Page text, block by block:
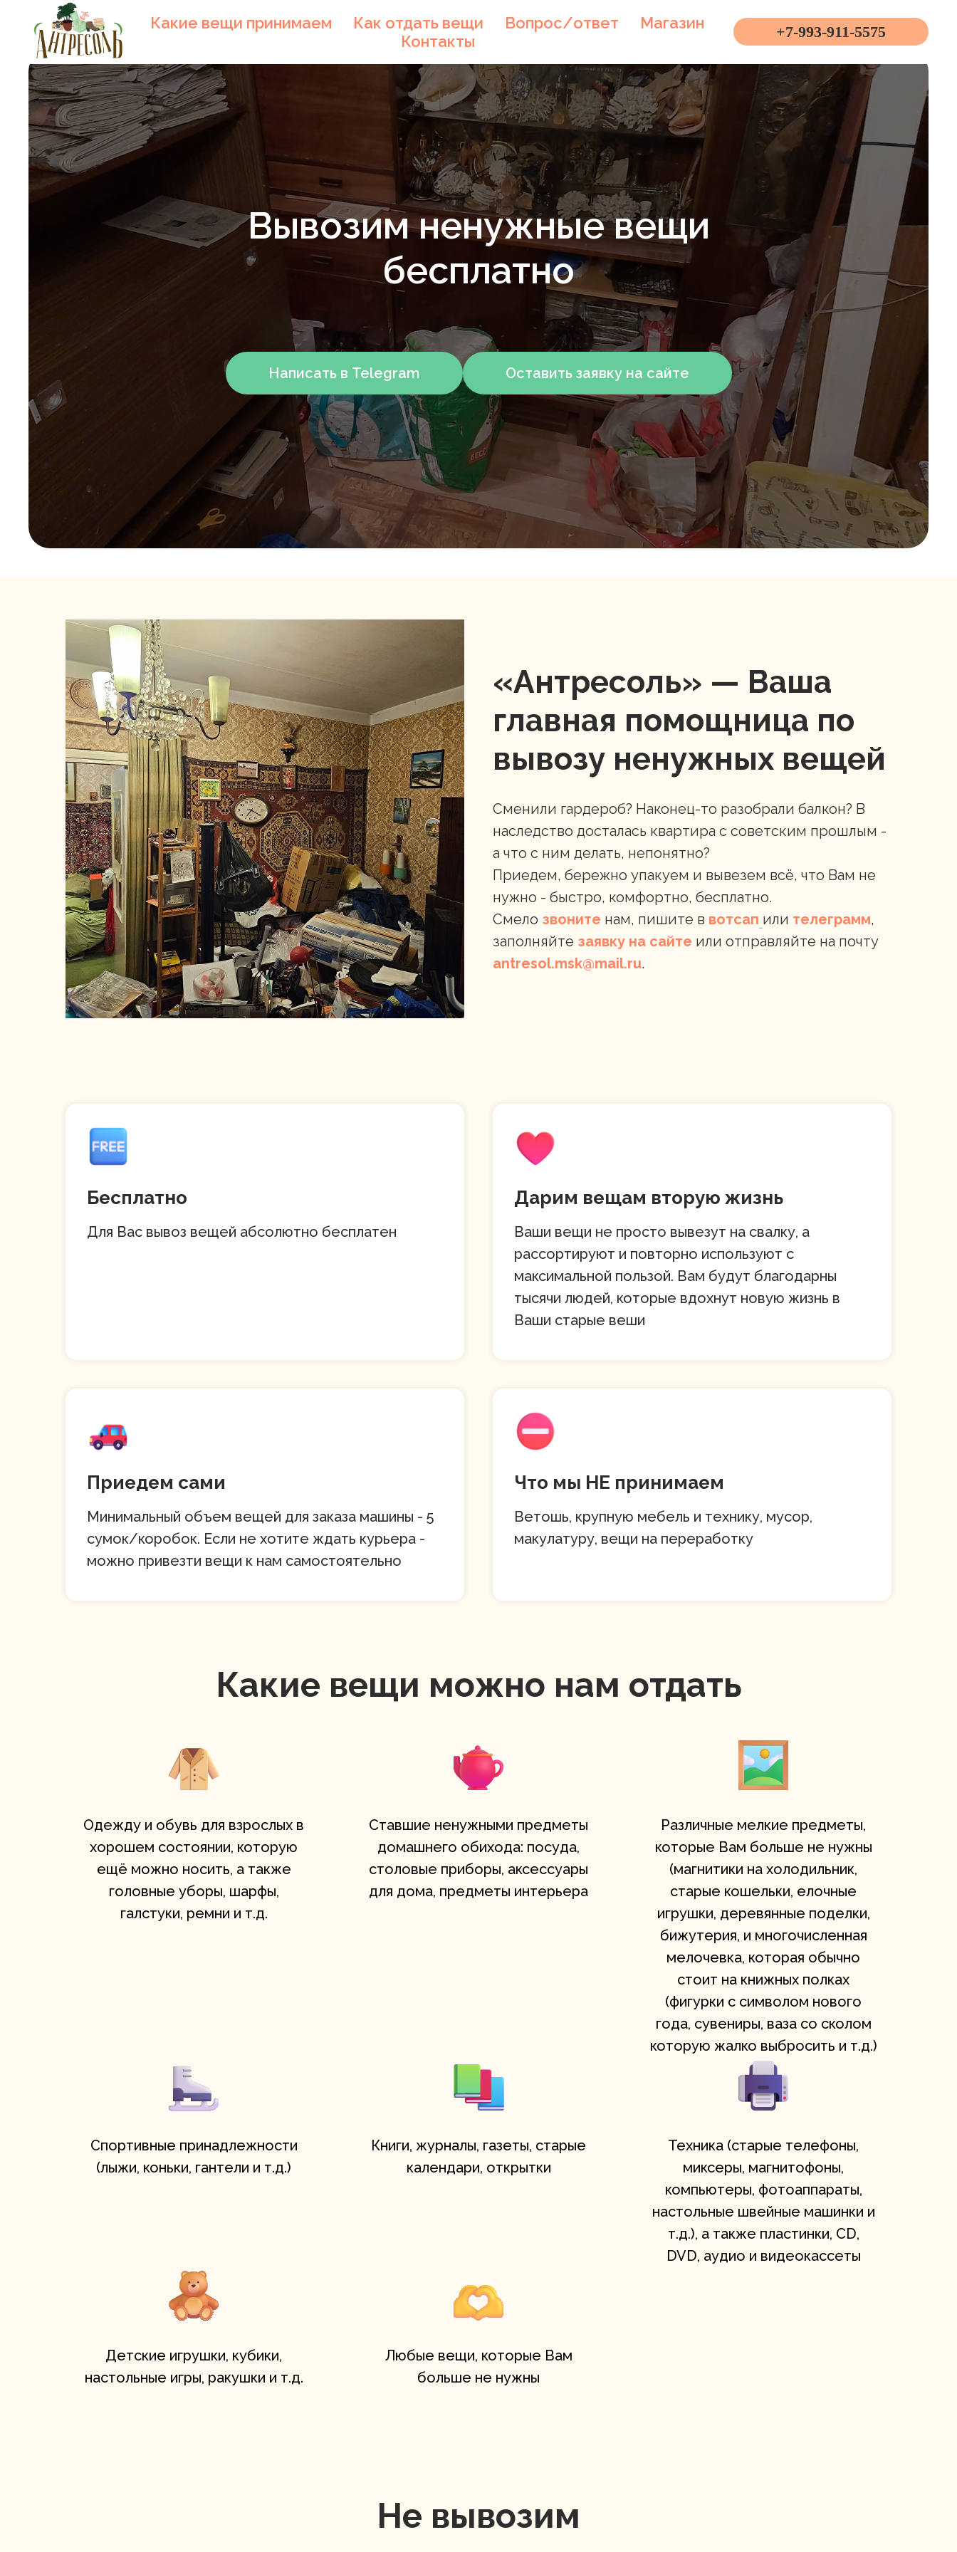
Какие вещи принимаем Как отдать вещи Вопрос/ответ
Магазин
Контакты
+7-993-911-5575
Вывозим ненужные вещи
бесплатно
Написать в Telegram Оставить заявку на сайте
«Антресоль» — Ваша
главная помощница по
вывозу ненужных вещей
Сменили гардероб? Наконец-то разобрали балкон? В
наследство досталась квартира с советским прошлым -
а что с ним делать, непонятно?
Приедем, бережно упакуем и вывезем всё, что Вам не
нужно - быстро, комфортно, бесплатно.
Смело звоните нам, пишите в вотсап или телеграмм,
заполняйте заявку на сайте или отправляйте на почту
antresol.msk@mail.ru.
Бесплатно
Для Вас вывоз вещей абсолютно бесплатен
Дарим вещам вторую жизнь
Ваши вещи не просто вывезут на свалку, а
рассортируют и повторно используют с
максимальной пользой. Вам будут благодарны
тысячи людей, которые вдохнут новую жизнь в
Ваши старые веши
Приедем сами
Минимальный объем вещей для заказа машины - 5
сумок/коробок. Если не хотите ждать курьера -
можно привезти вещи к нам самостоятельно
Что мы НЕ принимаем
Ветошь, крупную мебель и технику, мусор,
макулатуру, вещи на переработку
Какие вещи можно нам отдать
Одежду и обувь для взрослых в
хорошем состоянии, которую
ещё можно носить, а также
головные уборы, шарфы,
галстуки, ремни и т.д.
Ставшие ненужными предметы
домашнего обихода: посуда,
столовые приборы, аксессуары
для дома, предметы интерьера
Различные мелкие предметы,
которые Вам больше не нужны
(магнитики на холодильник,
старые кошельки, елочные
игрушки, деревянные поделки,
бижутерия, и многочисленная
мелочевка, которая обычно
стоит на книжных полках
(фигурки с символом нового
года, сувениры, ваза со сколом
которую жалко выбросить и т.д.)
Cпортивные принадлежности
(лыжи, коньки, гантели и т.д.)
Книги, журналы, газеты, старые
календари, открытки
Техника (старые телефоны,
миксеры, магнитофоны,
компьютеры, фотоаппараты,
настольные швейные машинки и
т.д.), а также пластинки, CD,
DVD, аудио и видеокассеты
Детские игрушки, кубики,
настольные игры, ракушки и т.д.
Любые вещи, которые Вам
больше не нужны
Не вывозим